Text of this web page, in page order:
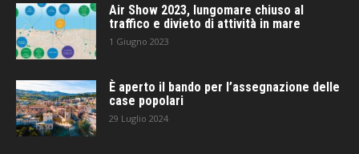
Air Show 2023, lungomare chiuso al
traffico e divieto di attività in mare
1 Giugno 2023
È aperto il bando per l’assegnazione delle
case popolari
29 Luglio 2024